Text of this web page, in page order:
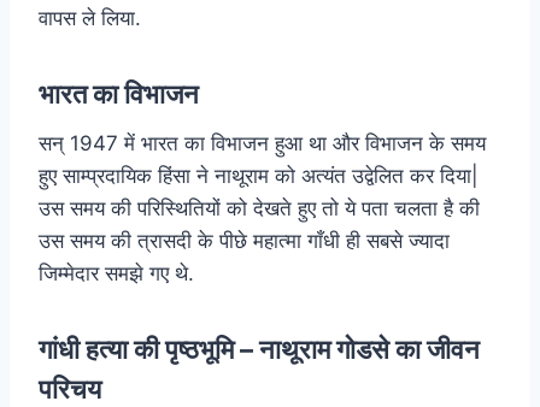
वापस ले लिया.
भारत का विभाजन
सन् 1947 में भारत का विभाजन हुआ था और विभाजन के समय
हुए साम्प्रदायिक हिंसा ने नाथूराम को अत्यंत उद्वेलित कर दिया|
उस समय की परिस्थितियों को देखते हुए तो ये पता चलता है की
उस समय की त्रासदी के पीछे महात्मा गाँधी ही सबसे ज्यादा
जिम्मेदार समझे गए थे.
गांधी हत्या की पृष्ठभूमि – नाथूराम गोडसे का जीवन
परिचय